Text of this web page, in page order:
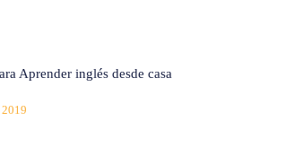
Aprender inglés desde casa